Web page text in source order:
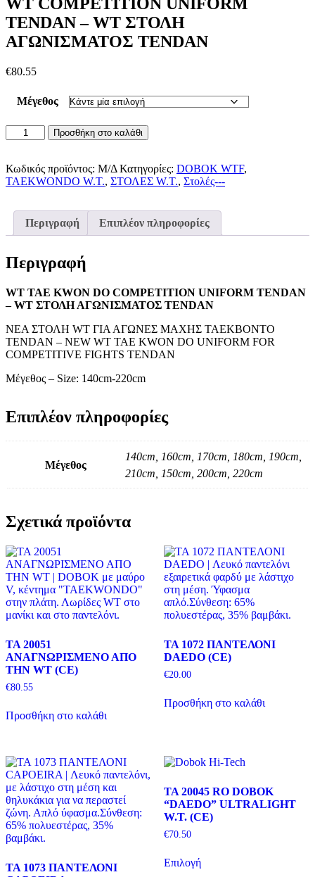
TENDAN – WT ΣΤΟΛΗ
ΑΓΩΝΙΣΜΑΤΟΣ TENDAN
€80.55
Μέγεθος
COMPETITION
TENDAN
-
ΑΓΩΝΙΣΜΑΤΟΣ
TENDAN
Προσθήκη στο καλάθι
Κωδικός προϊόντος: Μ/Δ Κατηγορίες: DOBOK WTF,
TAEKWONDO W.T., ΣΤΟΛΕΣ W.T., Στολές---
Περιγραφή Επιπλέον πληροφορίες
Περιγραφή
WT TAE KWON DO COMPETITION UNIFORM TENDAN
– WT ΣΤΟΛΗ ΑΓΩΝΙΣΜΑΤΟΣ TENDAN
ΝΕΑ ΣΤΟΛΗ WT ΓΙΑ ΑΓΩΝΕΣ ΜΑΧΗΣ ΤΑΕΚΒΟΝΤΟ
TENDAN – NEW WT TAE KWON DO UNIFORM FOR
COMPETITIVE FIGHTS TENDAN
Μέγεθος – Size: 140cm-220cm
Επιπλέον πληροφορίες
Μέγεθος
140cm, 160cm, 170cm, 180cm, 190cm,
210cm, 150cm, 200cm, 220cm
Σχετικά προϊόντα
TA 20051
ΑΝΑΓΝΩΡΙΣΜΕΝΟ ΑΠΟ
ΤΗΝ WT (CE)
€80.55
Προσθήκη στο καλάθι
TA 1072 ΠΑΝΤΕΛΟΝΙ
DAEDO (CE)
€20.00
Προσθήκη στο καλάθι
TA 1073 ΠΑΝΤΕΛΟΝΙ
TA 20045 RO DOBOK
“DAEDO” ULTRALIGHT
W.T. (CE)
€70.50
Επιλογήτο